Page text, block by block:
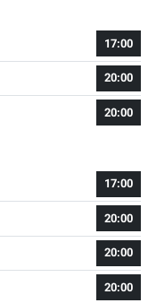
17:00
20:00
20:00
17:00
20:00
20:00
20:00